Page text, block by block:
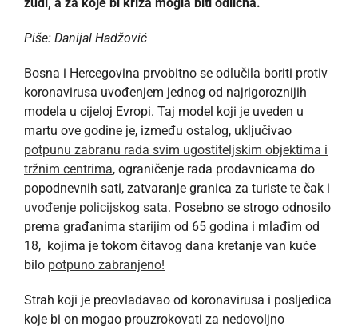
Piše: Danijal Hadžović
Bosna i Hercegovina prvobitno se odlučila boriti protiv
koronavirusa uvođenjem jednog od najrigoroznijih
modela u cijeloj Evropi. Taj model koji je uveden u
martu ove godine je, između ostalog, uključivao
potpunu zabranu rada svim ugostiteljskim objektima i
tržnim centrima, ograničenje rada prodavnicama do
popodnevnih sati, zatvaranje granica za turiste te čak i
uvođenje policijskog sata. Posebno se strogo odnosilo
prema građanima starijim od 65 godina i mlađim od
18, kojima je tokom čitavog dana kretanje van kuće
bilo potpuno zabranjeno!
Strah koji je preovladavao od koronavirusa i posljedica
koje bi on mogao prouzrokovati za nedovoljno